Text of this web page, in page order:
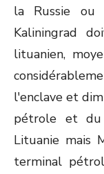
la Russie ou
Kaliningrad
lituanien,
l'enclave et
pétrole et
Lituanie mais
terminal